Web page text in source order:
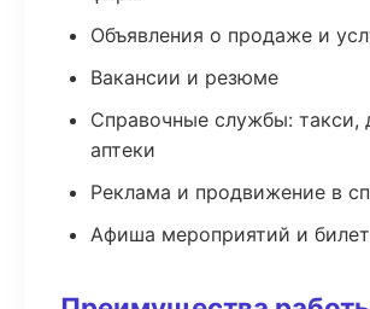
Объявления о продаже и
Вакансии и резюме
Справочные службы: такси,
аптеки
Реклама и продвижение в
Афиша мероприятий и